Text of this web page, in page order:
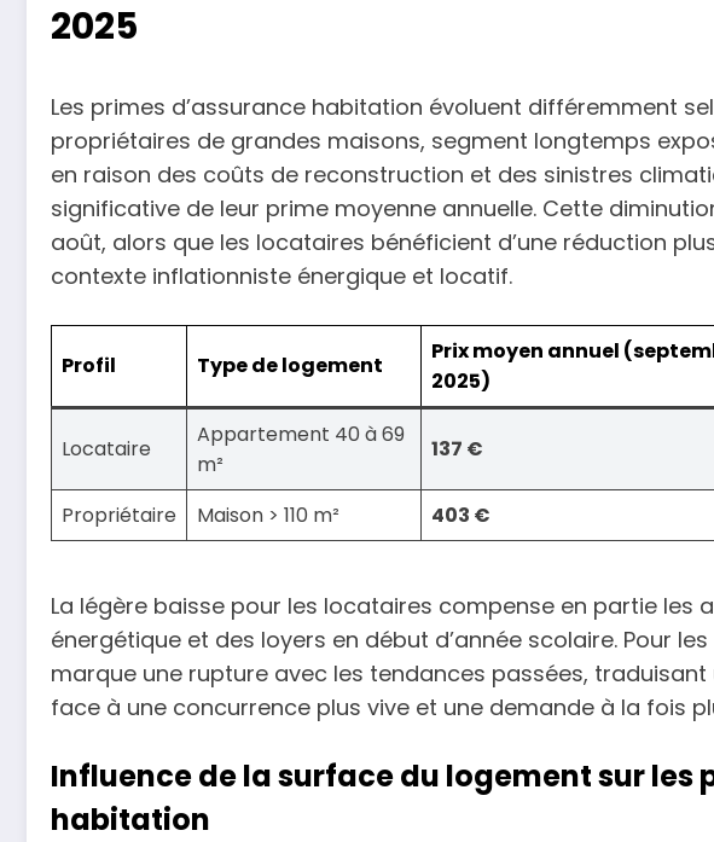
2025
Les primes d’assurance habitation évoluent différemment
propriétaires de grandes maisons, segment longtemps
en raison des coûts de reconstruction et des sinistres
significative de leur prime moyenne annuelle. Cette
août, alors que les locataires bénéficient d’une réduction
contexte inflationniste énergique et locatif.
Profil Type de logement
Prix moyen annuel
2025)
Locataire
Appartement 40 à 69
m²
137 €
Propriétaire Maison > 110 m² 403 €
La légère baisse pour les locataires compense en partie les
énergétique et des loyers en début d’année scolaire. Pour
marque une rupture avec les tendances passées,
face à une concurrence plus vive et une demande à la fois
Influence de la surface du logement sur les
habitation